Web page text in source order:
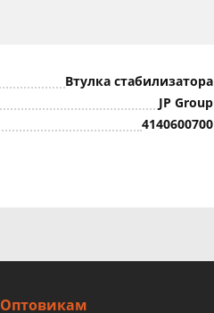
Втулка стабилизатора
JP Group
4140600700
Оптовикам